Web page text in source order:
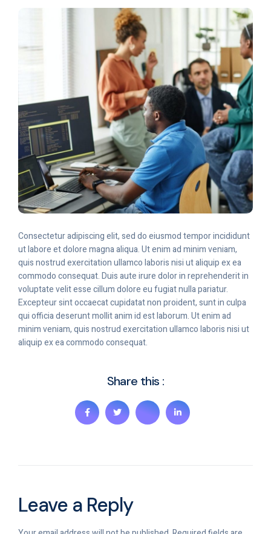
Consectetur adipiscing elit, sed do eiusmod tempor incididunt
ut labore et dolore magna aliqua. Ut enim ad minim veniam,
quis nostrud exercitation ullamco laboris nisi ut aliquip ex ea
commodo consequat. Duis aute irure dolor in reprehenderit in
voluptate velit esse cillum dolore eu fugiat nulla pariatur.
Excepteur sint occaecat cupidatat non proident, sunt in culpa
qui officia deserunt mollit anim id est laborum. Ut enim ad
minim veniam, quis nostrud exercitation ullamco laboris nisi ut
aliquip ex ea commodo consequat.
Share this :
Leave a Reply